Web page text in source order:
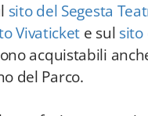
sito del Segesta
Vivaticket e sul sito
acquistabili
del Parco.